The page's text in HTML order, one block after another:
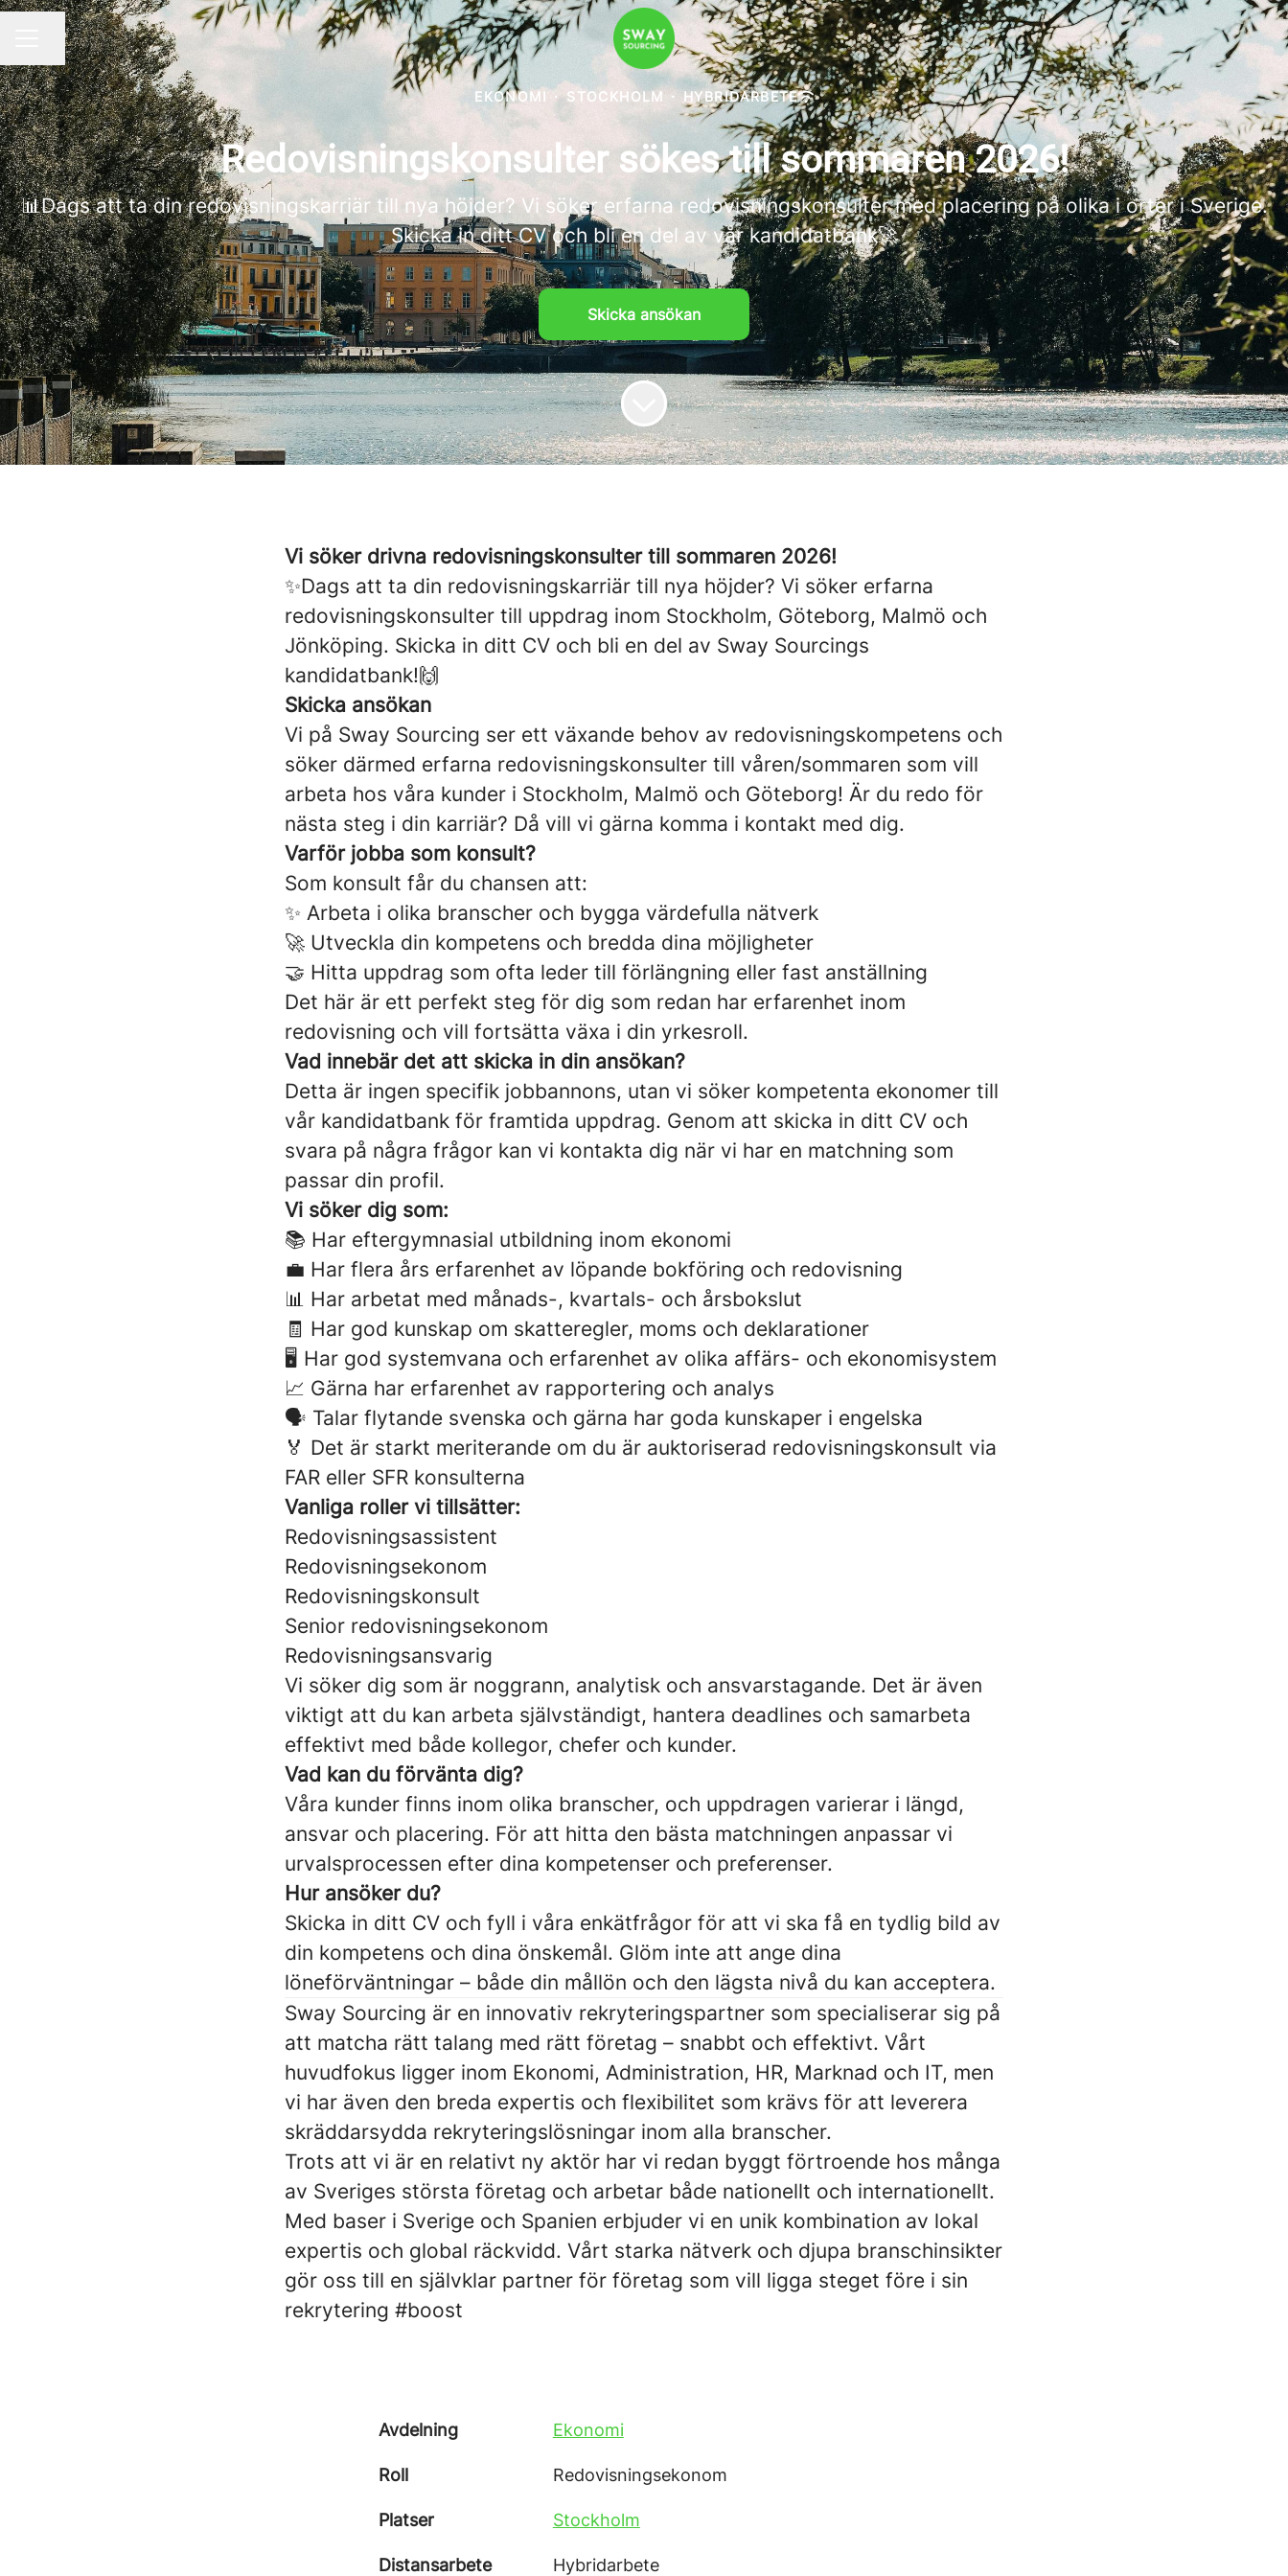
KARRIÄRMENY
Dela sidan
EKONOMI · STOCKHOLM · HYBRIDARBETE
Redovisningskonsulter sökes till sommaren 2026!
📊Dags att ta din redovisningskarriär till nya höjder? Vi söker erfarna redovisningskonsulter med placering på olika i orter i Sverige.
Skicka in ditt CV och bli en del av vår kandidatbank🚀
Skicka ansökan
Vi söker drivna redovisningskonsulter till sommaren 2026!
✨Dags att ta din redovisningskarriär till nya höjder? Vi söker erfarna
redovisningskonsulter till uppdrag inom Stockholm, Göteborg, Malmö och
Jönköping. Skicka in ditt CV och bli en del av Sway Sourcings
kandidatbank!🙌
Skicka ansökan
Vi på Sway Sourcing ser ett växande behov av redovisningskompetens och
söker därmed erfarna redovisningskonsulter till våren/sommaren som vill
arbeta hos våra kunder i Stockholm, Malmö och Göteborg! Är du redo för
nästa steg i din karriär? Då vill vi gärna komma i kontakt med dig.
Varför jobba som konsult?
Som konsult får du chansen att:
✨ Arbeta i olika branscher och bygga värdefulla nätverk
🚀 Utveckla din kompetens och bredda dina möjligheter
🤝 Hitta uppdrag som ofta leder till förlängning eller fast anställning
Det här är ett perfekt steg för dig som redan har erfarenhet inom
redovisning och vill fortsätta växa i din yrkesroll.
Vad innebär det att skicka in din ansökan?
Detta är ingen specifik jobbannons, utan vi söker kompetenta ekonomer till
vår kandidatbank för framtida uppdrag. Genom att skicka in ditt CV och
svara på några frågor kan vi kontakta dig när vi har en matchning som
passar din profil.
Vi söker dig som:
📚 Har eftergymnasial utbildning inom ekonomi
💼 Har flera års erfarenhet av löpande bokföring och redovisning
📊 Har arbetat med månads-, kvartals- och årsbokslut
🧾 Har god kunskap om skatteregler, moms och deklarationer
🖥️ Har god systemvana och erfarenhet av olika affärs- och ekonomisystem
📈 Gärna har erfarenhet av rapportering och analys
🗣️ Talar flytande svenska och gärna har goda kunskaper i engelska
🏅 Det är starkt meriterande om du är auktoriserad redovisningskonsult via
FAR eller SFR konsulterna
Vanliga roller vi tillsätter:
Redovisningsassistent
Redovisningsekonom
Redovisningskonsult
Senior redovisningsekonom
Redovisningsansvarig
Vi söker dig som är noggrann, analytisk och ansvarstagande. Det är även
viktigt att du kan arbeta självständigt, hantera deadlines och samarbeta
effektivt med både kollegor, chefer och kunder.
Vad kan du förvänta dig?
Våra kunder finns inom olika branscher, och uppdragen varierar i längd,
ansvar och placering. För att hitta den bästa matchningen anpassar vi
urvalsprocessen efter dina kompetenser och preferenser.
Hur ansöker du?
Skicka in ditt CV och fyll i våra enkätfrågor för att vi ska få en tydlig bild av
din kompetens och dina önskemål. Glöm inte att ange dina
löneförväntningar – både din mållön och den lägsta nivå du kan acceptera.
Sway Sourcing är en innovativ rekryteringspartner som specialiserar sig på
att matcha rätt talang med rätt företag – snabbt och effektivt. Vårt
huvudfokus ligger inom Ekonomi, Administration, HR, Marknad och IT, men
vi har även den breda expertis och flexibilitet som krävs för att leverera
skräddarsydda rekryteringslösningar inom alla branscher.
Trots att vi är en relativt ny aktör har vi redan byggt förtroende hos många
av Sveriges största företag och arbetar både nationellt och internationellt.
Med baser i Sverige och Spanien erbjuder vi en unik kombination av lokal
expertis och global räckvidd. Vårt starka nätverk och djupa branschinsikter
gör oss till en självklar partner för företag som vill ligga steget före i sin
rekrytering #boost
Avdelning Ekonomi
Roll Redovisningsekonom
Platser Stockholm
Distansarbete Hybridarbete